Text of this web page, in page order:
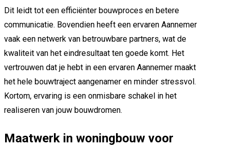
Dit leidt tot een efficiënter bouwproces en betere
communicatie. Bovendien heeft een ervaren Aannemer
vaak een netwerk van betrouwbare partners, wat de
kwaliteit van het eindresultaat ten goede komt. Het
vertrouwen dat je hebt in een ervaren Aannemer maakt
het hele bouwtraject aangenamer en minder stressvol.
Kortom, ervaring is een onmisbare schakel in het
realiseren van jouw bouwdromen.
Maatwerk in woningbouw voor